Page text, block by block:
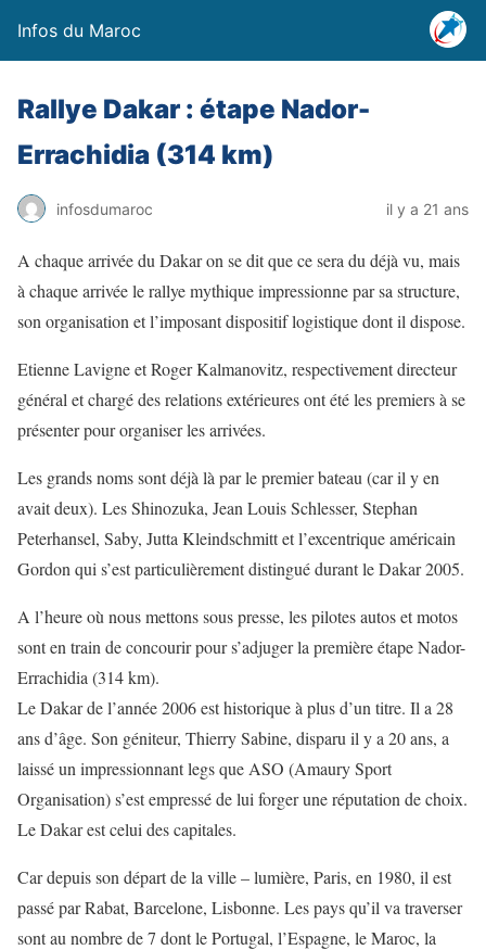
Infos du Maroc
Rallye Dakar : étape Nador-
Errachidia (314 km)
infosdumaroc il y a 21 ans
A chaque arrivée du Dakar on se dit que ce sera du déjà vu, mais
à chaque arrivée le rallye mythique impressionne par sa structure,
son organisation et l’imposant dispositif logistique dont il dispose.
Etienne Lavigne et Roger Kalmanovitz, respectivement directeur
général et chargé des relations extérieures ont été les premiers à se
présenter pour organiser les arrivées.
Les grands noms sont déjà là par le premier bateau (car il y en
avait deux). Les Shinozuka, Jean Louis Schlesser, Stephan
Peterhansel, Saby, Jutta Kleindschmitt et l’excentrique américain
Gordon qui s’est particulièrement distingué durant le Dakar 2005.
A l’heure où nous mettons sous presse, les pilotes autos et motos
sont en train de concourir pour s’adjuger la première étape Nador-
Errachidia (314 km).
Le Dakar de l’année 2006 est historique à plus d’un titre. Il a 28
ans d’âge. Son géniteur, Thierry Sabine, disparu il y a 20 ans, a
laissé un impressionnant legs que ASO (Amaury Sport
Organisation) s’est empressé de lui forger une réputation de choix.
Le Dakar est celui des capitales.
Car depuis son départ de la ville – lumière, Paris, en 1980, il est
passé par Rabat, Barcelone, Lisbonne. Les pays qu’il va traverser
sont au nombre de 7 dont le Portugal, l’Espagne, le Maroc, la